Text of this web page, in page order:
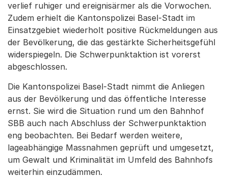
verlief ruhiger und ereignisärmer als die Vorwochen.
Zudem erhielt die Kantonspolizei Basel-Stadt im
Einsatzgebiet wiederholt positive Rückmeldungen aus
der Bevölkerung, die das gestärkte Sicherheitsgefühl
widerspiegeln. Die Schwerpunktaktion ist vorerst
abgeschlossen.
Die Kantonspolizei Basel-Stadt nimmt die Anliegen
aus der Bevölkerung und das öffentliche Interesse
ernst. Sie wird die Situation rund um den Bahnhof
SBB auch nach Abschluss der Schwerpunktaktion
eng beobachten. Bei Bedarf werden weitere,
lageabhängige Massnahmen geprüft und umgesetzt,
um Gewalt und Kriminalität im Umfeld des Bahnhofs
weiterhin einzudämmen.